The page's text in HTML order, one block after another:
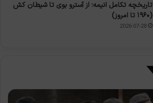
تاریخچه تکامل انیمه؛ از آسترو بوی تا شیطان کش
(۱۹۶۰ تا امروز)
2026-07-28